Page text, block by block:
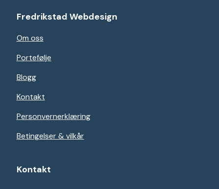
Fredrikstad Webdesign
Om oss
Portefølje
Blogg
Kontakt
Personvernerklæring
Betingelser & vilkår
Kontakt